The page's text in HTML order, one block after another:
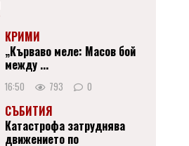
КРИМИ
„Кърваво меле: Масов бой
между ...
16:50 793 0
СЪБИТИЯ
Катастрофа затруднява
движението по